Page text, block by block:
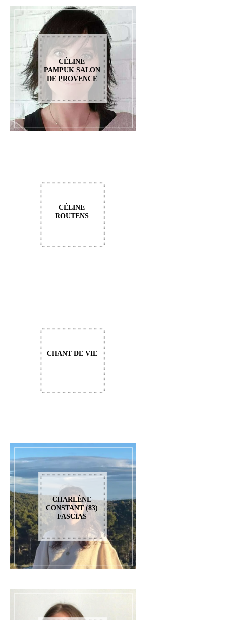
CÉLINE
PAMPUK SALON
DE PROVENCE
CÉLINE
ROUTENS
CHANT DE VIE
CHARLÈNE
CONSTANT (83)
FASCIAS